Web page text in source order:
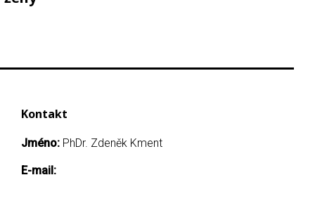
Kontakt
Jméno: PhDr. Zdeněk Kment
E-mail: